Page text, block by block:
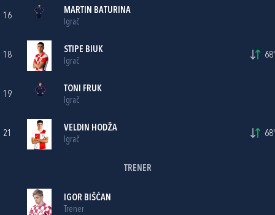
16
MARTIN BATURINA
Igrač
18
STIPE BIUK
Igrač
68'
19
TONI FRUK
Igrač
21
VELDIN HODŽA
Igrač
68'
TRENER
IGOR BIŠĆAN
Trener